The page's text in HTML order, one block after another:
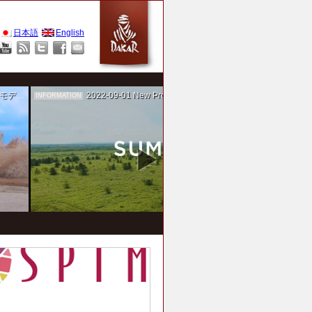
日本語 English
担当 INFORMATION 2022-09-01 New Project！ 未来SUMIKA実験箱